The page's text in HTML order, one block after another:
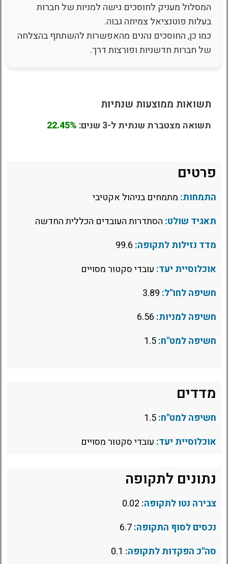
המסלול מעניק לחוסכים גישה למניות של חברות
בעלות פוטנציאל צמיחה גבוה.
כמו כן, החוסכים נהנים מהאפשרות להשתתף בהצלחה
של חברות חדשניות ופורצות דרך.
תשואות ממוצעות שנתיות
תשואה מצטברת שנתית ל-3 שנים: 22.45%
פרטים
התמחות: מתמחים בניהול אקטיבי
תאגיד שולט: הסתדרות העובדים הכללית החדשה
מדד נזילות לתקופה:
אוכלוסיית יעד: עובדי סקטור מסויים
חשיפה לחו"ל:
חשיפה למניות:
חשיפה למט"ח:
מדדים
חשיפה למט"ח:
אוכלוסיית יעד: עובדי סקטור מסויים
נתונים לתקופה
צבירה נטו לתקופה:
נכסים לסוף התקופה:
סה"כ הפקדות לתקופה: